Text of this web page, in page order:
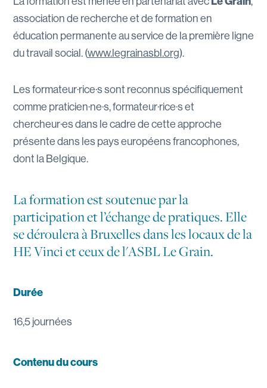
association de recherche et de formation en
éducation permanente au service de la première ligne
du travail social. (www.legrainasbl.org).
Les formateur·rice·s sont reconnus spécifiquement
comme praticien·ne·s, formateur·rice·s et
chercheur·es dans le cadre de cette approche
présente dans les pays européens francophones,
dont la Belgique.
La formation est soutenue par la
participation et l’échange de pratiques. Elle
se déroulera à Bruxelles dans les locaux de la
HE Vinci et ceux de l'ASBL Le Grain.
Durée
16,5 journées
Contenu du cours